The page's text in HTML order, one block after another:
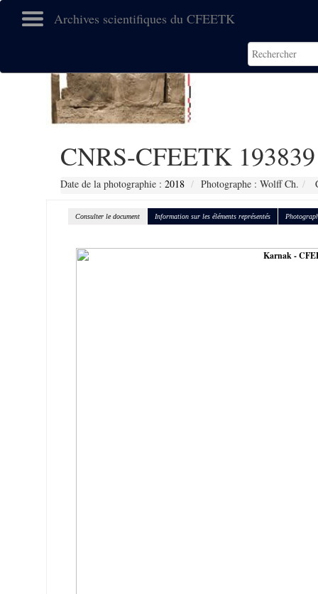
Archives scientifiques du CFEETK
CNRS-CFEETK 193839
Date de la photographie : 2018 Photographe : Wolff Ch.
Consulter le document Information sur les éléments représentés